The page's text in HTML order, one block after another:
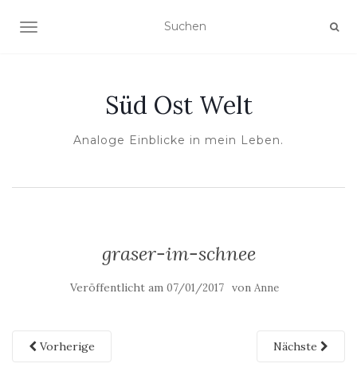
NAVIGATION UMSCHALTEN
Süd Ost Welt
Analoge Einblicke in mein Leben.
graser-im-schnee
Veröffentlicht am 07/01/2017 von Anne
Vorherige Nächste